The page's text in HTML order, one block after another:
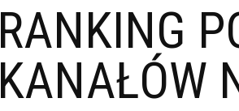
RANKING
KANAŁÓW